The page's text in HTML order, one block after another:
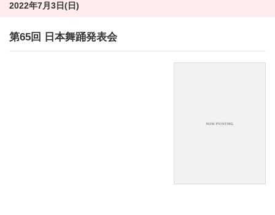
2022年7月3日(日)
第65回 日本舞踊発表会